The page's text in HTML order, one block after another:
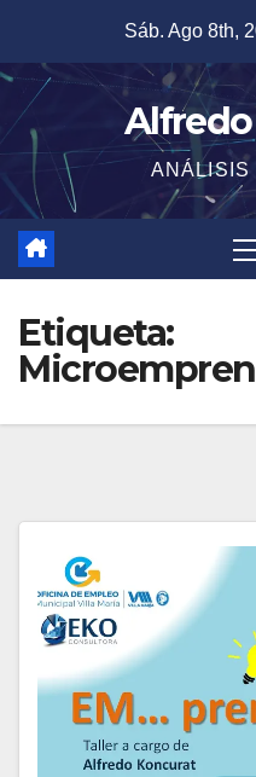
contenido
Sáb. Ago 8th,
ANÁLISIS
Etiqueta: